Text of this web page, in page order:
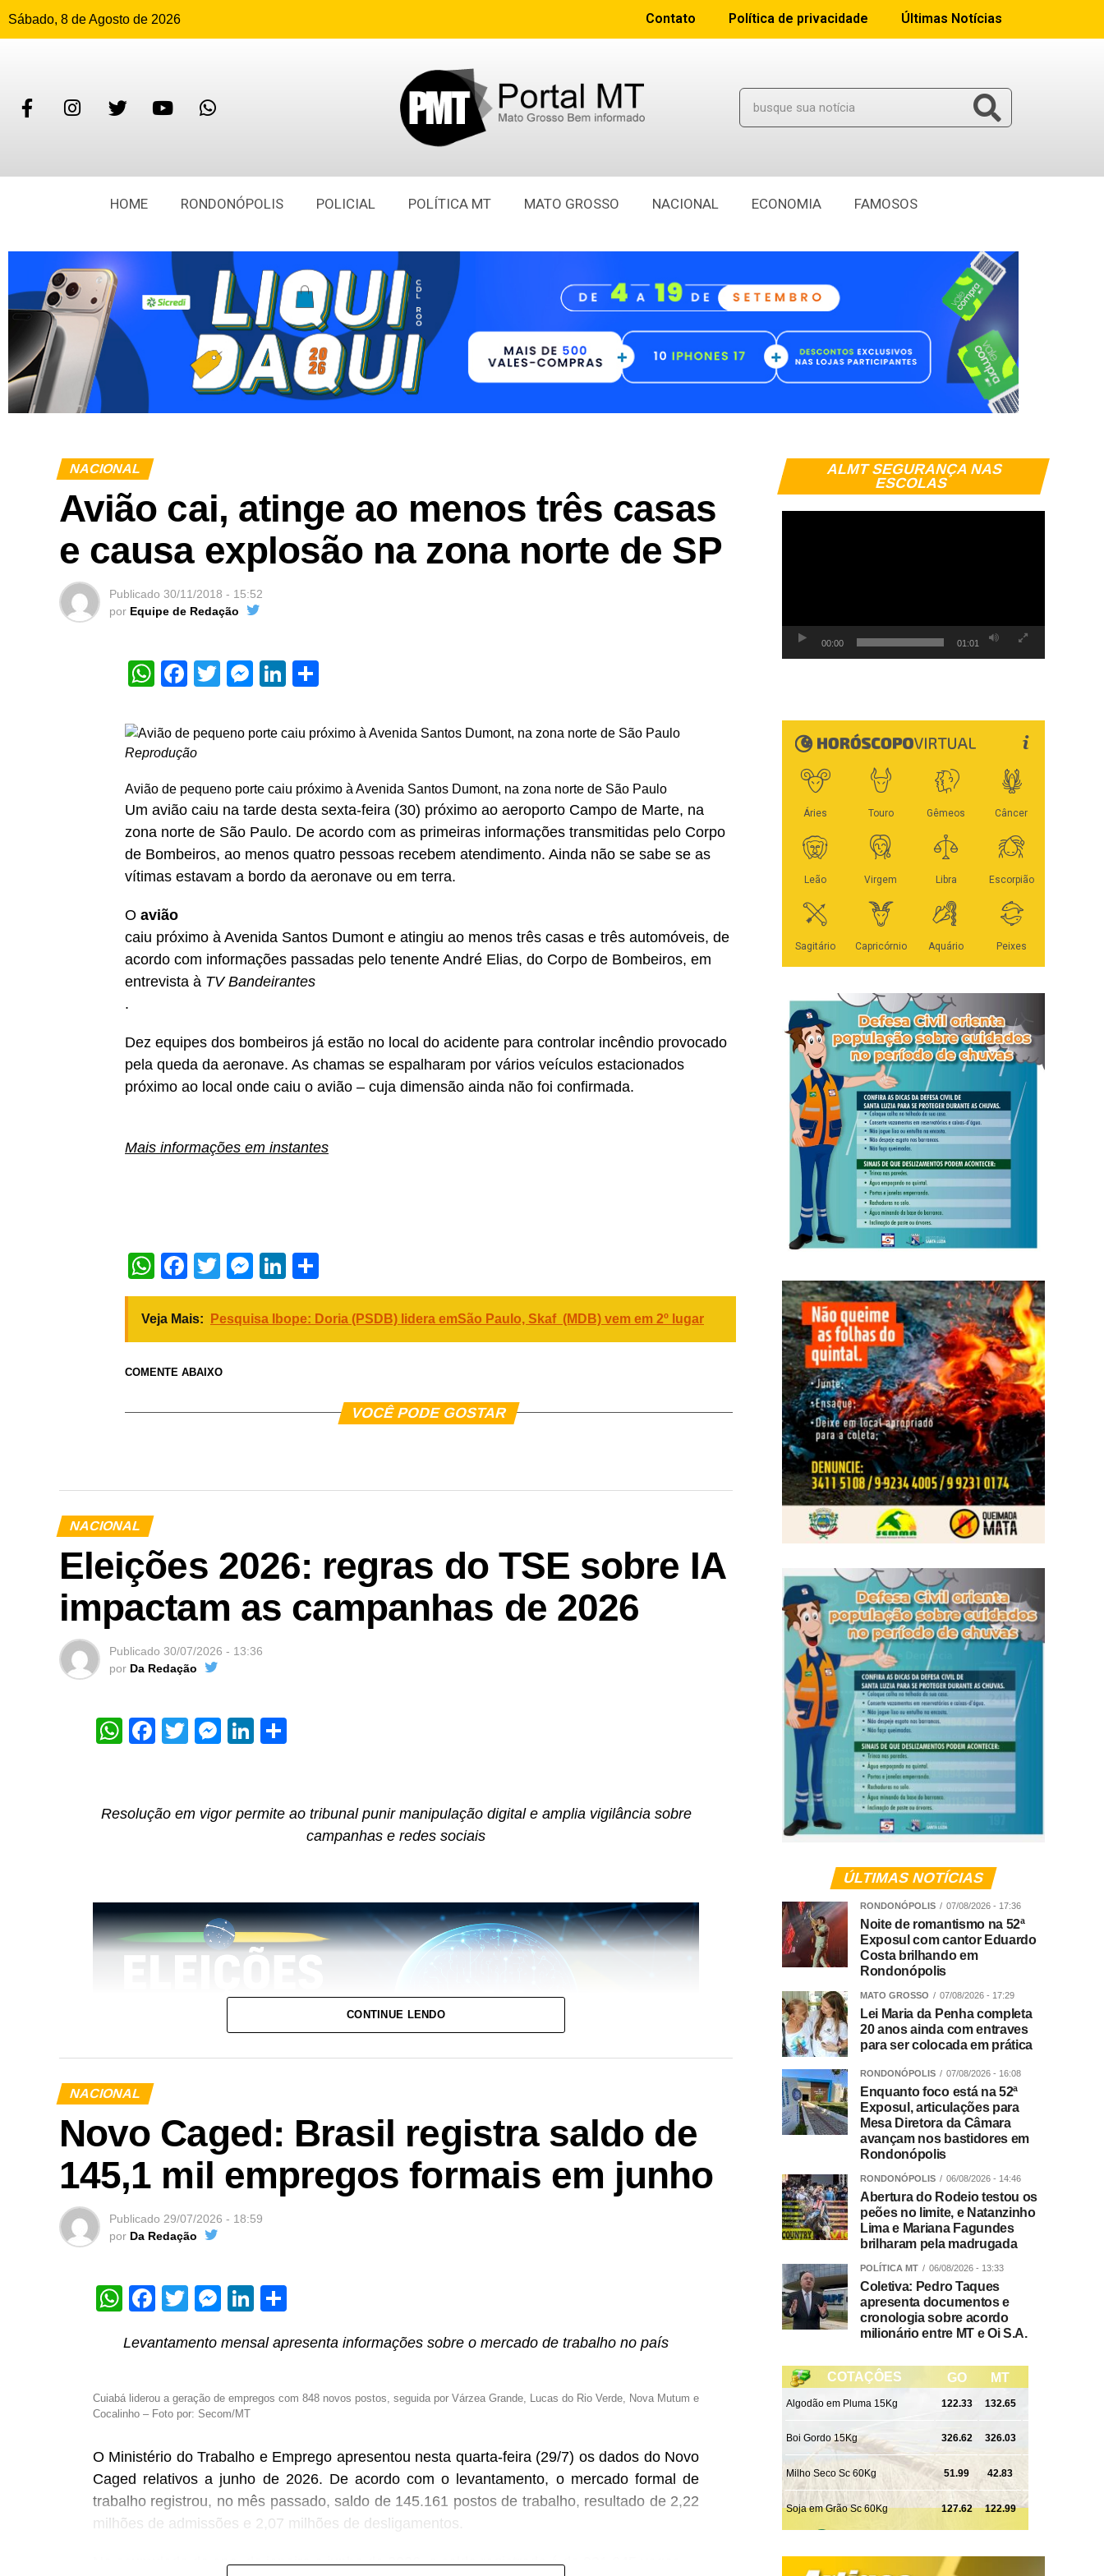
Sábado, 8 de Agosto de 2026 Contato Política de privacidade Últimas Notícias
HOME RONDONÓPOLIS POLICIAL POLÍTICA MT MATO GROSSO NACIONAL ECONOMIA FAMOSOS
NACIONAL
Avião cai, atinge ao menos três casas
e causa explosão na zona norte de SP
Publicado 30/11/2018 - 15:52
por Equipe de Redação
WhatsApp
Facebook
TwitterMessenger
LinkedIn
Reprodução
Avião de pequeno porte caiu próximo à Avenida Santos Dumont, na zona norte de São Paulo
Um avião caiu na tarde desta sexta-feira (30) próximo ao aeroporto Campo de Marte, na
zona norte de São Paulo. De acordo com as primeiras informações transmitidas pelo Corpo
de Bombeiros, ao menos quatro pessoas recebem atendimento. Ainda não se sabe se as
vítimas estavam a bordo da aeronave ou em terra.
O avião
caiu próximo à Avenida Santos Dumont e atingiu ao menos três casas e três automóveis, de
acordo com informações passadas pelo tenente André Elias, do Corpo de Bombeiros, em
entrevista à TV Bandeirantes
.
Dez equipes dos bombeiros já estão no local do acidente para controlar incêndio provocado
pela queda da aeronave. As chamas se espalharam por vários veículos estacionados
próximo ao local onde caiu o avião – cuja dimensão ainda não foi confirmada.
Mais informações em instantes
WhatsApp
Facebook
TwitterMessenger
LinkedIn
Veja Mais: Pesquisa Ibope: Doria (PSDB) lidera emSão Paulo, Skaf (MDB) vem em 2º lugar
COMENTE ABAIXO
VOCÊ PODE GOSTAR
NACIONAL
Eleições 2026: regras do TSE sobre IA
impactam as campanhas de 2026
Publicado 30/07/2026 - 13:36
por Da Redação
WhatsApp
Facebook
TwitterMessenger
LinkedIn
Resolução em vigor permite ao tribunal punir manipulação digital e amplia vigilância sobre
campanhas e redes sociais
Enquanto a regulamentação geral da inteligência artificial segue represada no Congresso
23.732, em vigor desde 2024, a Justiça Eleitoral já dispõe de instrumentos normativos para
digitais de partidos e candidatos.
De acordo com Renato Opice Blum, advogado, economista e professor de direito digital na
ESPM, FAAP e Insper, as diretrizes do tribunal suprem uma lacuna crucial deixada pela
CONTINUE LENDO
NACIONAL
Novo Caged: Brasil registra saldo de
145,1 mil empregos formais em junho
Publicado 29/07/2026 - 18:59
por Da Redação
WhatsApp
Facebook
TwitterMessenger
LinkedIn
Levantamento mensal apresenta informações sobre o mercado de trabalho no país
Cuiabá liderou a geração de empregos com 848 novos postos, seguida por Várzea Grande, Lucas do Rio Verde, Nova Mutum e
Cocalinho – Foto por: Secom/MT
O Ministério do Trabalho e Emprego apresentou nesta quarta-feira (29/7) os dados do Novo
Caged relativos a junho de 2026. De acordo com o levantamento, o mercado formal de
trabalho registrou, no mês passado, saldo de 145.161 postos de trabalho, resultado de 2,22
milhões de admissões e 2,07 milhões de desligamentos.
No acumulado do ano, de janeiro a junho de 2026, o saldo registrado é de 921.645 vagas
ALMT SEGURANÇA NAS
ESCOLAS
Tocador
de
00:00 01:01
ÚLTIMAS NOTÍCIAS
RONDONÓPOLIS 07/08/2026 - 17:36
Noite de romantismo na 52ª
Exposul com cantor Eduardo
Costa brilhando em
Rondonópolis
MATO GROSSO 07/08/2026 - 17:29
Lei Maria da Penha completa
20 anos ainda com entraves
para ser colocada em prática
RONDONÓPOLIS 07/08/2026 - 16:08
Enquanto foco está na 52ª
Exposul, articulações para
Mesa Diretora da Câmara
avançam nos bastidores em
Rondonópolis
RONDONÓPOLIS 06/08/2026 - 14:46
Abertura do Rodeio testou os
peões no limite, e Natanzinho
Lima e Mariana Fagundes
brilharam pela madrugada
POLÍTICA MT 06/08/2026 - 13:33
Coletiva: Pedro Taques
apresenta documentos e
cronologia sobre acordo
milionário entre MT e Oi S.A.